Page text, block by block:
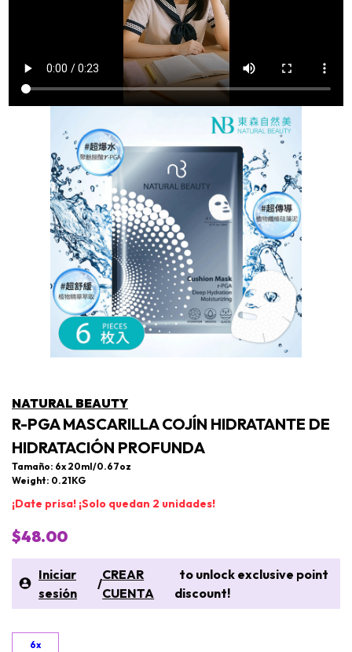
NATURAL BEAUTY
R-PGA MASCARILLA COJÍN HIDRATANTE DE
HIDRATACIÓN PROFUNDA
Tamaño: 6x 20ml/0.67oz
Weight: 0.21KG
¡Date prisa! ¡Solo quedan 2 unidades!
$48.00
Iniciar
sesión
/
CREAR
CUENTA
to unlock exclusive point
discount!
6x